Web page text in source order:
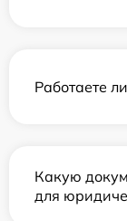
Работаете
Какую
для